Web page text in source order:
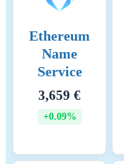
Ethereum
Name
Service
3,659 €
+0.09%